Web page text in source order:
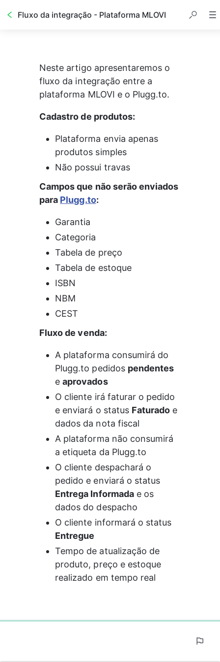
Fluxo da integração - Plataforma MLOVI
Neste artigo apresentaremos o
fluxo da integração entre a
plataforma MLOVI e o Plugg.to.
Cadastro de produtos:
Plataforma envia apenas
produtos simples
Não possui travas
Campos que não serão enviados
para Plugg.to:
Garantia
Categoria
Tabela de preço
Tabela de estoque
ISBN
NBM
CEST
Fluxo de venda:
A plataforma consumirá do
Plugg.to pedidos pendentes
e aprovados
O cliente irá faturar o pedido
e enviará o status Faturado e
dados da nota fiscal
A plataforma não consumirá
a etiqueta da Plugg.to
O cliente despachará o
pedido e enviará o status
Entrega Informada e os
dados do despacho
O cliente informará o status
Entregue
Tempo de atualização de
produto, preço e estoque
realizado em tempo real
0%